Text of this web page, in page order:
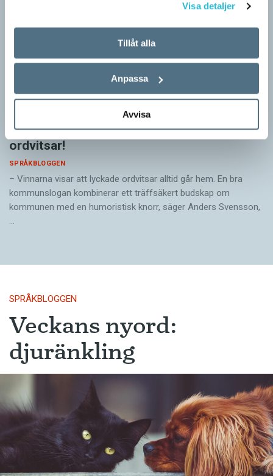
Visa detaljer
Tillåt alla
Anpassa
Avvisa
Pressmeddelande: Hjovisst älskar vi
ordvitsar!
SPRÅKBLOGGEN
– Vinnarna visar att lyckade ordvitsar alltid går hem. En bra
kommunslogan kombinerar ett träffsäkert budskap om
kommunen med en humoristisk knorr, säger Anders Svensson,
…
SPRÅKBLOGGEN
Veckans nyord:
djuränkling